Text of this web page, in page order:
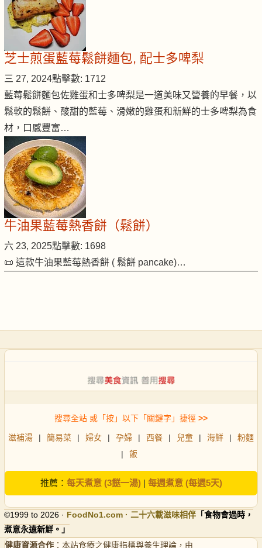
芝士煎蛋藍莓鬆餅麵包, 配士多啤梨
三 27, 2024點擊數: 1712
藍莓鬆餅麵包佐雞蛋和士多啤梨是一道美味又營養的早餐，以
鬆軟的鬆餅、酸甜的藍莓、滑嫩的雞蛋和新鮮的士多啤梨為食
材，口感豐富…
牛油果藍莓熱香餅（鬆餅）
六 23, 2025點擊數: 1698
📜 這款牛油果藍莓熱香餅 ( 鬆餅 pancake)…
搜尋全站 或「按」以下「關鍵字」捷徑 >>
滋補湯 | 簡易菜 | 婦女 | 孕婦 | 西餐 | 兒童 | 海鮮 |
粉麵
|
飯
推薦： 每天煮意 (3餸一湯)| 每週煮意 (每週5天)
©1999 to 2026 · FoodNo1.com · 二十六載滋味相伴 「食物會過時，
煮意永遠新鮮。」
健康資源合作 ：本站食療之健康指標與養生理論，由